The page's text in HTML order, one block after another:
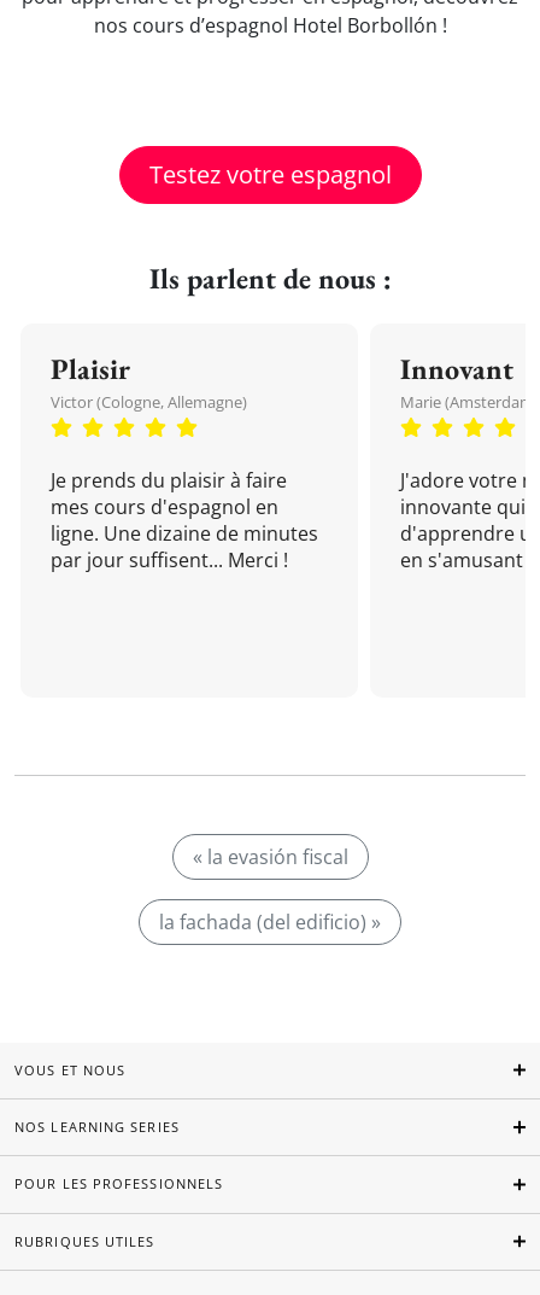
nos cours d’espagnol Hotel Borbollón !
Testez votre espagnol
Ils parlent de nous :
Plaisir
Victor (Cologne, Allemagne)
Je prends du plaisir à faire
mes cours d'espagnol en
ligne. Une dizaine de minutes
par jour suffisent... Merci !
Innovant
Marie (Amsterdam,
J'adore votre
innovante qui
d'apprendre
en s'amusant !
« la evasión fiscal
la fachada (del edificio) »
VOUS ET NOUS
NOS LEARNING SERIES
POUR LES PROFESSIONNELS
RUBRIQUES UTILES